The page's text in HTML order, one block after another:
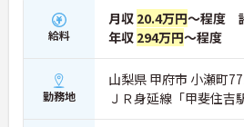
給料
月収 20.4万円～程度
年収 294万円～程度
勤務地
山梨県 甲府市 小瀬町
ＪＲ身延線「甲斐住吉